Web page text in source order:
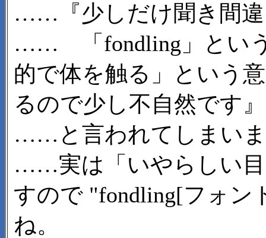
……『少しだけ聞き間
…… 「fondling」とい
的で体を触る」という
るので少し不自然です』
……と言われてしまい
……実は「いやらしい目
すので "fondling[フォン
ね。